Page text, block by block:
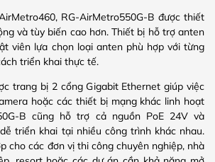
RG-AirMetro550G-B được thiết
và tùy biến cao hơn. Thiết bị hỗ trợ anten
viên lựa chọn loại anten phù hợp với từng
triển khai thực tế.
trang bị 2 cổng Gigabit Ethernet giúp việc
hoặc các thiết bị mạng khác linh hoạt
B cũng hỗ trợ cả nguồn PoE 24V và
triển khai tại nhiều công trình khác nhau.
cho các đơn vị thi công chuyên nghiệp, nhà